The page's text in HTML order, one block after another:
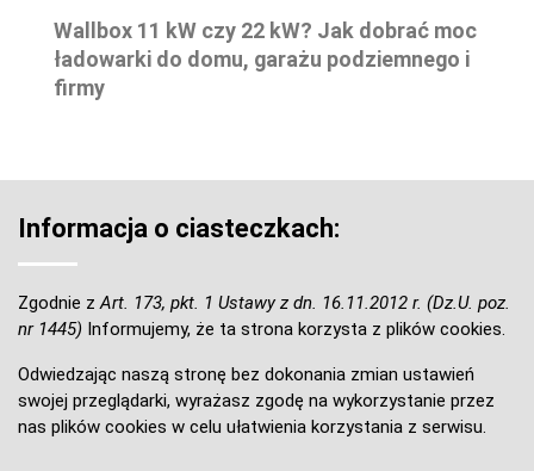
Wallbox 11 kW czy 22 kW? Jak dobrać moc
ładowarki do domu, garażu podziemnego i
firmy
Informacja o ciasteczkach:
Zgodnie z Art. 173, pkt. 1 Ustawy z dn. 16.11.2012 r. (Dz.U. poz.
nr 1445) Informujemy, że ta strona korzysta z plików cookies.
Odwiedzając naszą stronę bez dokonania zmian ustawień
swojej przeglądarki, wyrażasz zgodę na wykorzystanie przez
nas plików cookies w celu ułatwienia korzystania z serwisu.